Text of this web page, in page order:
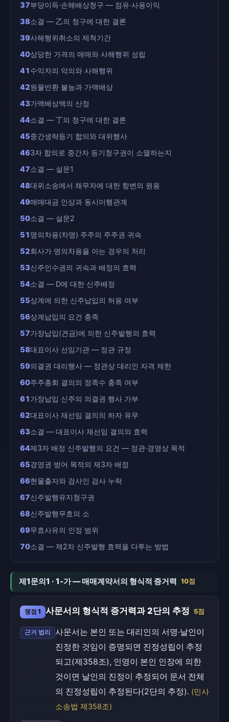
37부당이득·손해배상청구 — 점유·사용이익
38소결 — 乙의 청구에 대한 결론
39사해행위취소의 제척기간
40상당한 가격의 매매와 사해행위 성립
41수익자의 악의와 사해행위
42원물반환 불능과 가액배상
43가액배상액의 산정
44소결 — 丁의 청구에 대한 결론
45중간생략등기 합의와 대위행사
463자 합의로 중간자 등기청구권이 소멸하는지
47소결 — 설문1
48대위소송에서 채무자에 대한 항변의 원용
49매매대금 인상과 동시이행관계
50소결 — 설문2
51명의차용(차명) 주주의 주주권 귀속
52회사가 명의차용을 아는 경우의 처리
53신주인수권의 귀속과 배정의 효력
54소결 — D에 대한 신주배정
55상계에 의한 신주납입의 허용 여부
56상계납입의 요건 충족
57가장납입(견금)에 의한 신주발행의 효력
58대표이사 선임기관 — 정관 규정
59의결권 대리행사 — 정관상 대리인 자격 제한
60주주총회 결의의 정족수 충족 여부
61가장납입 신주의 의결권 행사 가부
62대표이사 재선임 결의의 하자 유무
63소결 — 대표이사 재선임 결의의 효력
64제3자 배정 신주발행의 요건 — 정관·경영상 목적
65경영권 방어 목적의 제3자 배정
66현물출자와 검사인 검사 누락
67신주발행유지청구권
68신주발행무효의 소
69무효사유의 인정 범위
70소결 — 제2차 신주발행 효력을 다투는 방법
제1문의1 · 1-가 — 매매계약서의 형식적 증거력 10점
쟁점 1 사문서의 형식적 증거력과 2단의 추정 5점
근거 법리
사문서는 본인 또는 대리인의 서명·날인이
진정한 것임이 증명되면 진정성립이 추정
되고(제358조), 인영이 본인 인장에 의한
것이면 날인의 진정이 추정되어 문서 전체
의 진정성립이 추정된다(2단의 추정). (민사
소송법 제358조)